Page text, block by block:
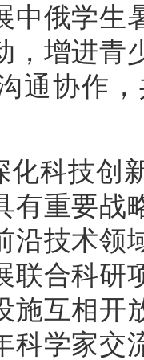
中俄学生
，增进青
通协作
化科技创
有重要战
沿技术领
联合科研
施互相开
科学家交